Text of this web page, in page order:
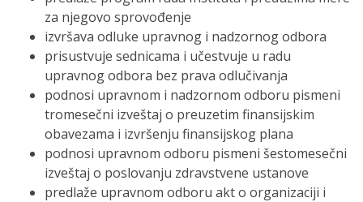
za njegovo sprovođenje
izvršava odluke upravnog i nadzornog odbora
prisustvuje sednicama i učestvuje u radu
upravnog odbora bez prava odlučivanja
podnosi upravnom i nadzornom odboru pismeni
tromesečni izveštaj o preuzetim finansijskim
obavezama i izvršenju finansijskog plana
podnosi upravnom odboru pismeni šestomesečni
izveštaj o poslovanju zdravstvene ustanove
predlaže upravnom odboru akt o organizaciji i